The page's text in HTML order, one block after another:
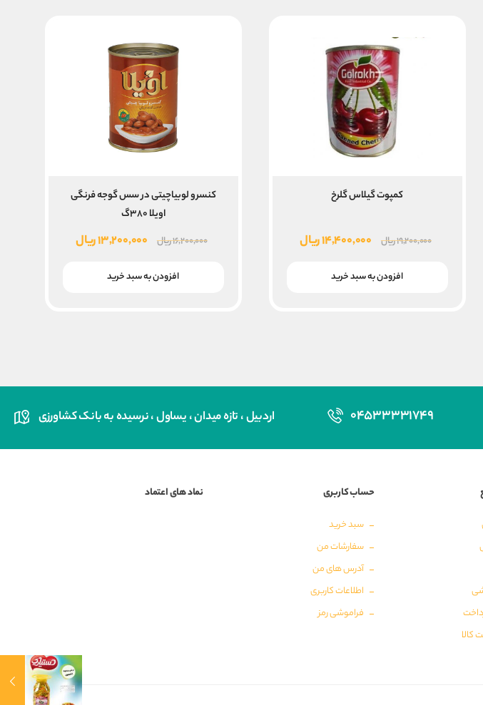
کمپوت گیلاس گلرخ
۱۹,۲۰۰,۰۰۰ریال
قیمت
۱۴,۴۰۰,۰۰۰ریالقیمت
افزودن به سبد خرید
کنسرو لوبیاچیتی در سس گوجه فرنگی
اویلا ۳۸۰گ
۱۶,۲۰۰,۰۰۰ریال
قیمت
۱۳,۲۰۰,۰۰۰ریالقیمت
افزودن به سبد خرید
۰۴۵۳۳۳۳۱۷۴۹ اردبیل ، تازه میدان ، یساول ، نرسیده به بانک کشاورزی
کالا
حساب کاربری
سبد خرید
سفارشات من
آدرس های من
اطلاعات کاربری
فراموشی رمز
نماد های اعتماد